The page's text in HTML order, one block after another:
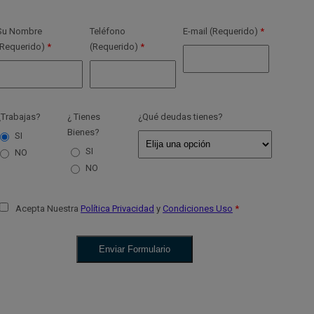
Nombre
Teléfono
(Requerido)
E-mail (Requerido)
SI
NO
¿ Tienes
Bienes?
SI
NO
¿Qué deudas tienes?
Acepta Nuestra Política Privacidad y Condiciones Uso